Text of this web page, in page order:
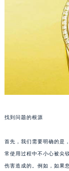
找到问题的根源
首先，我们需要明确的是
常使用过程中不小心被尖
伤害造成的。例如，如果